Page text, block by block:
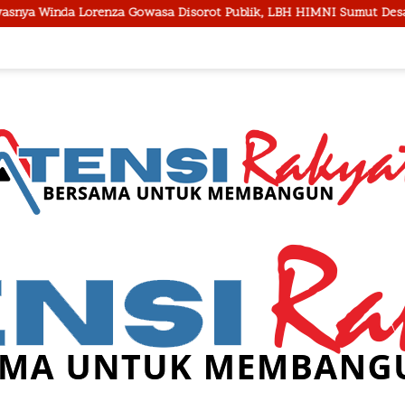
Gowasa Disorot Publik, LBH HIMNI Sumut Desak Polisi